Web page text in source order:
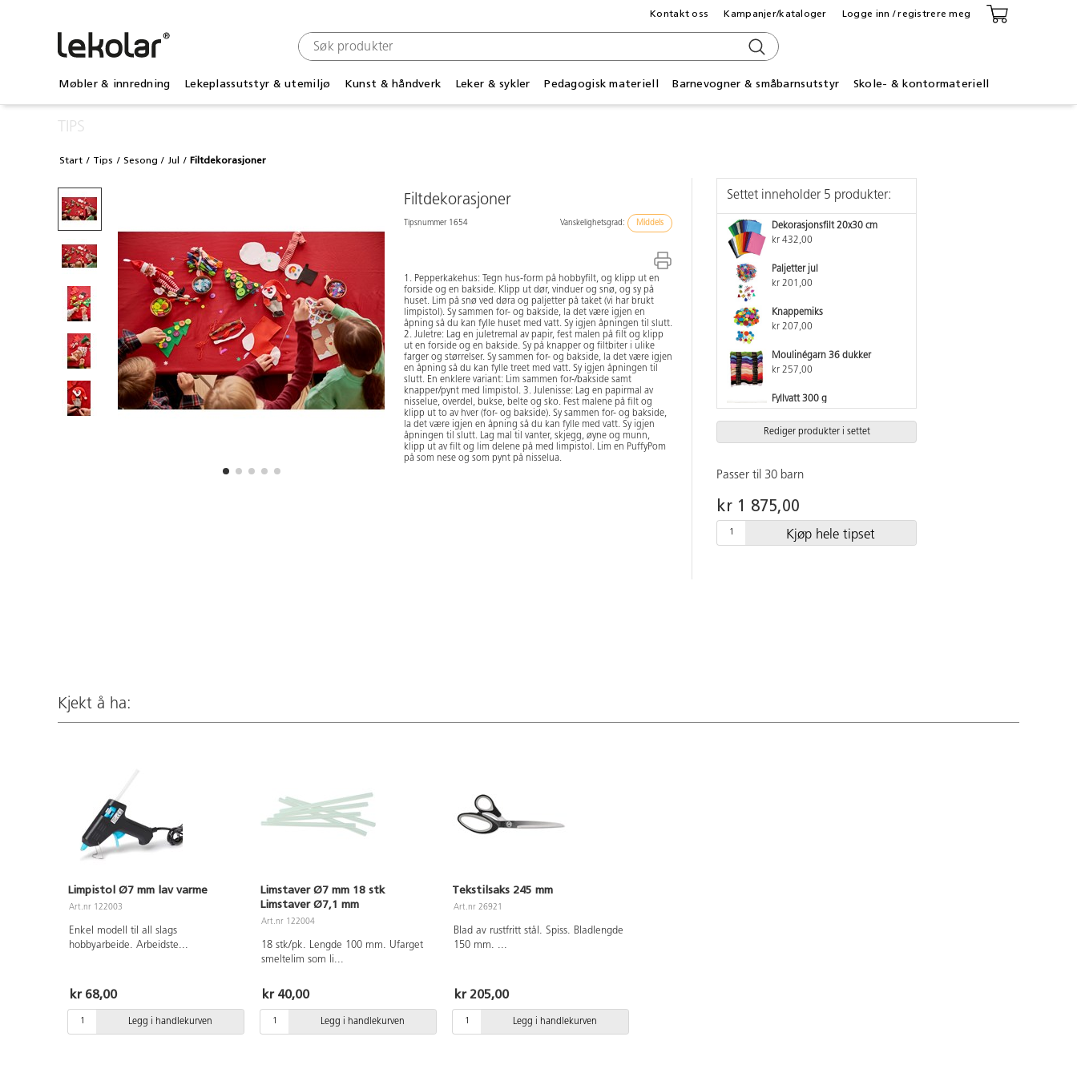
Møbler & innredning Lekeplassutstyr & utemiljø Kunst & håndverk Leker & sykler Pedagogisk materiell Barnevogner & småbarnsutstyr Skole- & kontormateriell
Kontakt oss Kampanjer/kataloger Logge inn / registrere meg
TIPS
Start Tips Sesong Jul Filtdekorasjoner
Filtdekorasjoner
Tipsnummer 1654 Vanskelighetsgrad: Middels
1. Pepperkakehus: Tegn hus-form på hobbyfilt, og klipp ut en
forside og en bakside. Klipp ut dør, vinduer og snø, og sy på
huset. Lim på snø ved døra og paljetter på taket (vi har brukt
limpistol). Sy sammen for- og bakside, la det være igjen en
åpning så du kan fylle huset med vatt. Sy igjen åpningen til slutt.
2. Juletre: Lag en juletremal av papir, fest malen på filt og klipp
ut en forside og en bakside. Sy på knapper og filtbiter i ulike
farger og størrelser. Sy sammen for- og bakside, la det være igjen
en åpning så du kan fylle treet med vatt. Sy igjen åpningen til
slutt. En enklere variant: Lim sammen for-/bakside samt
knapper/pynt med limpistol. 3. Julenisse: Lag en papirmal av
nisselue, overdel, bukse, belte og sko. Fest malene på filt og
klipp ut to av hver (for- og bakside). Sy sammen for- og bakside,
la det være igjen en åpning så du kan fylle med vatt. Sy igjen
åpningen til slutt. Lag mal til vanter, skjegg, øyne og munn,
klipp ut av filt og lim delene på med limpistol. Lim en PuffyPom
på som nese og som pynt på nisselua.
Settet inneholder 5 produkter:
Dekorasjonsfilt 20x30 cm
kr 432,00
Paljetter jul
kr 201,00
Knappemiks
kr 207,00
Moulinégarn 36 dukker
kr 257,00
Fyllvatt 300 g
Rediger produkter i settet
Passer til 30 barn
kr 1 875,00
Kjøp hele tipset
Kjekt å ha:
Limpistol Ø7 mm lav varme
Art.nr 122003
Enkel modell til all slags
hobbyarbeide. Arbeidste...
kr 68,00
Legg i handlekurven
Limstaver Ø7 mm 18 stk
Limstaver Ø7,1 mm
Art.nr 122004
18 stk/pk. Lengde 100 mm. Ufarget
smeltelim som li...
kr 40,00
Legg i handlekurven
Tekstilsaks 245 mm
Art.nr 26921
Blad av rustfritt stål. Spiss. Bladlengde
150 mm. ...
kr 205,00
Legg i handlekurven